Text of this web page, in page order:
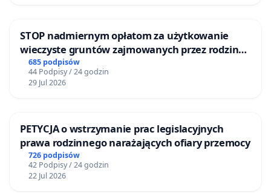
STOP nadmiernym opłatom za użytkowanie
wieczyste gruntów zajmowanych przez rodzinne
ogrody działkowe.
685 podpisów
44 Podpisy / 24 godzin
29 Jul 2026
PETYCJA o wstrzymanie prac legislacyjnych
prawa rodzinnego narażających ofiary przemocy
726 podpisów
42 Podpisy / 24 godzin
22 Jul 2026